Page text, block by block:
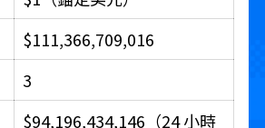
$111,366,709,016
3
$94,196,434,146（24 小時